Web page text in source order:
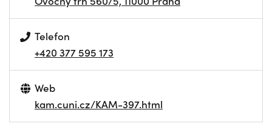
Telefon
+420 377 595 173
Web
kam.cuni.cz/KAM-397.html